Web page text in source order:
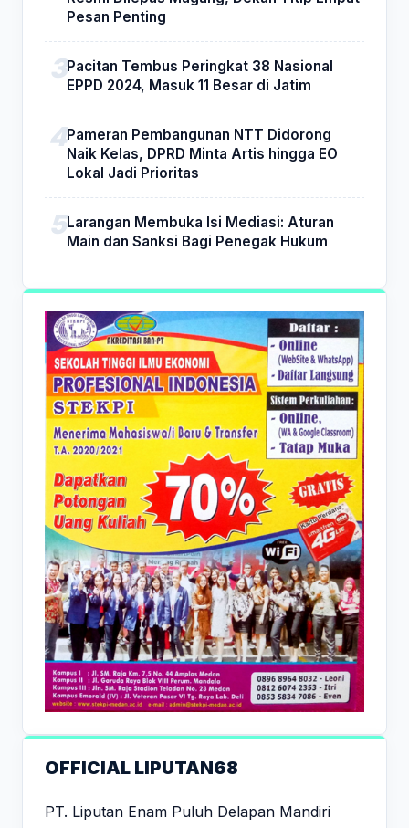
Pesan Penting
Pacitan Tembus Peringkat 38 Nasional
EPPD 2024, Masuk 11 Besar di Jatim
Pameran Pembangunan NTT Didorong
Naik Kelas, DPRD Minta Artis hingga EO
Lokal Jadi Prioritas
Larangan Membuka Isi Mediasi: Aturan
Main dan Sanksi Bagi Penegak Hukum
OFFICIAL LIPUTAN68
PT. Liputan Enam Puluh Delapan Mandiri